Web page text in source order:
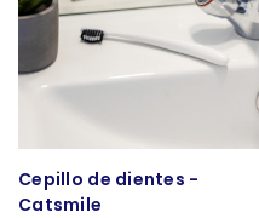
Cepillo de dientes -
Catsmile